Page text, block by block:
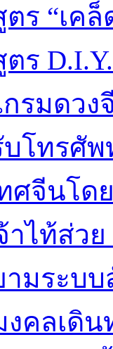
ร “เค
ร
รมดวง
โทรศั
ศจีนโด
าไท้ส่วย
มระบ
คลเดิน